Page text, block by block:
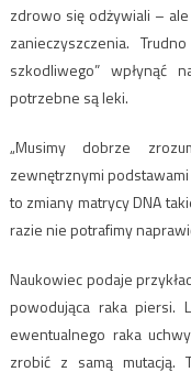
zdrowo się odżywiali –
zanieczyszczenia.
szkodliwego” wpłynąć
potrzebne są leki.
„Musimy dobrze
zewnętrznymi
to zmiany matrycy DNA
razie nie potrafimy
Naukowiec podaje
powodująca raka piersi.
ewentualnego raka
zrobić z samą mutacją.